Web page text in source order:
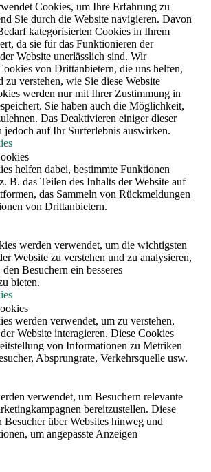
Cookies, um Ihre Erfahrung zu
Sie durch die Website navigieren. Davon
kategorisierten Cookies in Ihrem
da sie für das Funktionieren der
Website unerlässlich sind. Wir
von Drittanbietern, die uns helfen,
zu verstehen, wie Sie diese Website
werden nur mit Ihrer Zustimmung in
Sie haben auch die Möglichkeit,
Das Deaktivieren einiger dieser
jedoch auf Ihr Surferlebnis auswirken.
helfen dabei, bestimmte Funktionen
B. das Teilen des Inhalts der Website auf
das Sammeln von Rückmeldungen
von Drittanbietern.
werden verwendet, um die wichtigsten
Website zu verstehen und zu analysieren,
Besuchern ein besseres
bieten.
werden verwendet, um zu verstehen,
Website interagieren. Diese Cookies
von Informationen zu Metriken
Absprungrate, Verkehrsquelle usw.
verwendet, um Besuchern relevante
bereitzustellen. Diese
über Websites hinweg und
um angepasste Anzeigen